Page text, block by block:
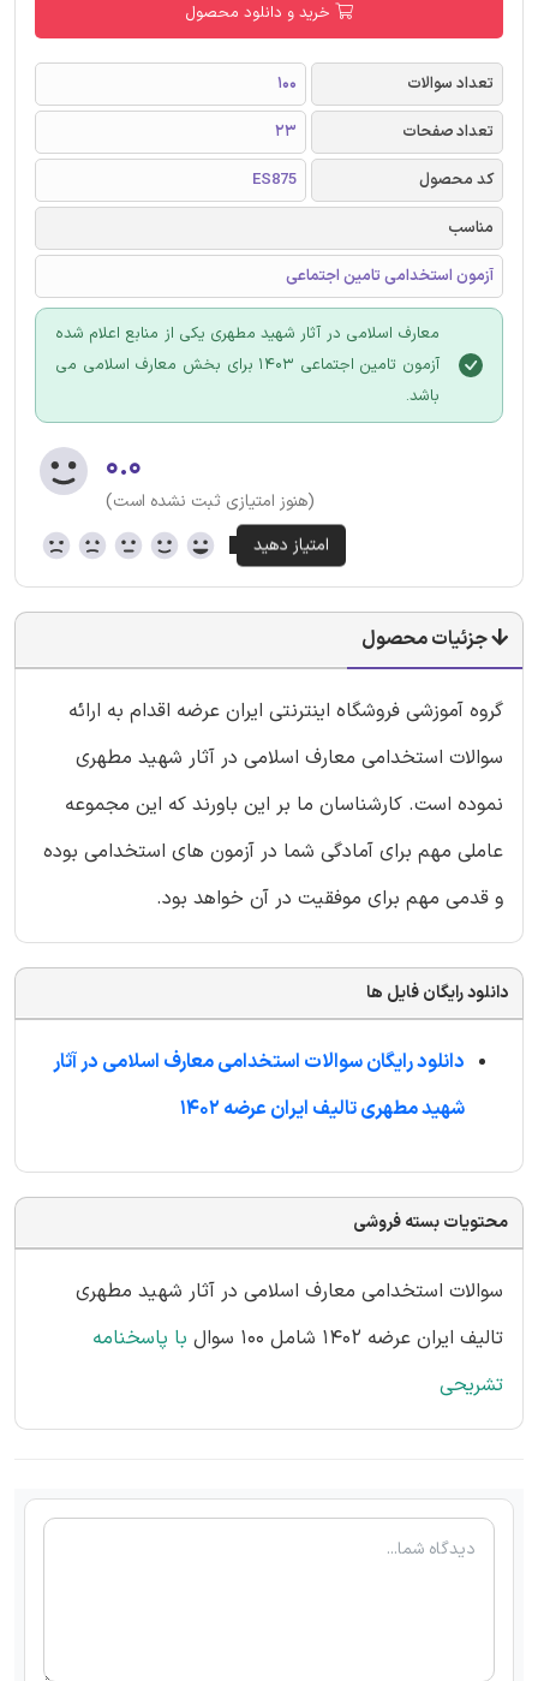
خرید و دانلود محصول
تعداد سوالات
100
تعداد صفحات
23
کد محصول
ES875
مناسب
آزمون استخدامی تامین اجتماعی
معارف اسلامی در آثار شهید مطهری یکی از منابع اعلام شده
آزمون تامین اجتماعی 1403 برای بخش معارف اسلامی می
باشد.
۰.۰
(هنوز امتیازی ثبت نشده است)
جزئیات محصول
گروه آموزشی فروشگاه اینترنتی ایران عرضه اقدام به ارائه
سوالات استخدامی معارف اسلامی در آثار شهید مطهری
نموده است. کارشناسان ما بر این باورند که این مجموعه
عاملی مهم برای آمادگی شما در آزمون های استخدامی بوده
و قدمی مهم برای موفقیت در آن خواهد بود.
دانلود رایگان فایل ها
دانلود رایگان سوالات استخدامی معارف اسلامی در آثار
شهید مطهری تالیف ایران عرضه 1402
محتویات بسته فروشی
سوالات استخدامی معارف اسلامی در آثار شهید مطهری
تالیف ایران عرضه 1402 شامل 100 سوال
با پاسخنامه
تشریحی